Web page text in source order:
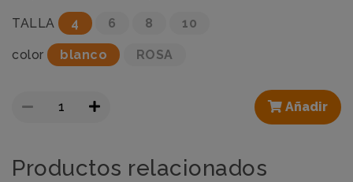
TALLA 4 6 8 10
color blanco ROSA
Añadir
Productos relacionados